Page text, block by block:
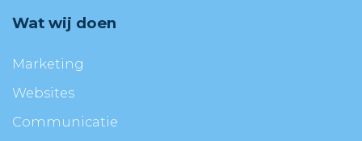
Wat wij doen
Marketing
Websites
Communicatie